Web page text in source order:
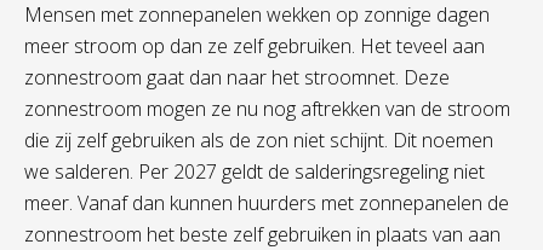
Mensen met zonnepanelen wekken op zonnige dagen
meer stroom op dan ze zelf gebruiken. Het teveel aan
zonnestroom gaat dan naar het stroomnet. Deze
zonnestroom mogen ze nu nog aftrekken van de stroom
die zij zelf gebruiken als de zon niet schijnt. Dit noemen
we salderen. Per 2027 geldt de salderingsregeling niet
meer. Vanaf dan kunnen huurders met zonnepanelen de
zonnestroom het beste zelf gebruiken in plaats van aan